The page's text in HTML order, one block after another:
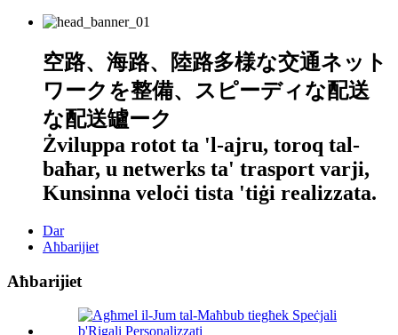
空路、海路、陸路多様な交通ネット
ワークを整備、スピーディな配送
な配送罏ーク
Żviluppa rotot ta 'l-ajru, toroq tal-
baħar, u netwerks ta' trasport varji,
Kunsinna veloċi tista 'tiġi realizzata.
Dar
Aħbarijiet
Aħbarijiet